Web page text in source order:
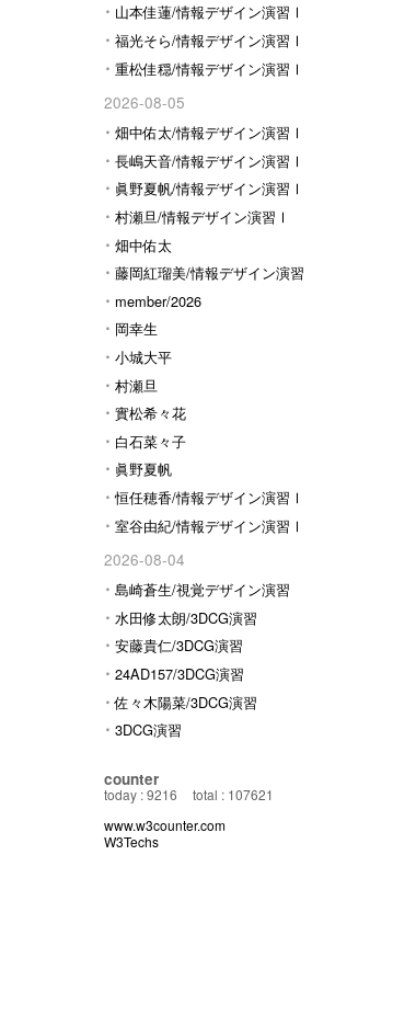
山本佳蓮/情報デザイン演習Ⅰ
福光そら/情報デザイン演習Ⅰ
重松佳穏/情報デザイン演習Ⅰ
2026-08-05
畑中佑太/情報デザイン演習Ⅰ
長嶋天音/情報デザイン演習Ⅰ
眞野夏帆/情報デザイン演習Ⅰ
村瀬旦/情報デザイン演習Ⅰ
畑中佑太
藤岡紅瑠美/情報デザイン演習
Ⅰ member/2026
岡幸生
小城大平
村瀬旦
實松希々花
白石菜々子
眞野夏帆
恒任穂香/情報デザイン演習Ⅰ
室谷由紀/情報デザイン演習Ⅰ
2026-08-04
島崎蒼生/視覚デザイン演習
水田修太朗/3DCG演習
安藤貴仁/3DCG演習
24AD157/3DCG演習
佐々木陽菜/3DCG演習
3DCG演習
counter
today : 9216
total : 107621
www.w3counter.com
W3Techs